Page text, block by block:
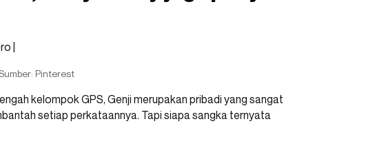
Pinterest
kelompok GPS, Genji merupakan pribadi yang sangat
setiap perkataannya. Tapi siapa sangka ternyata